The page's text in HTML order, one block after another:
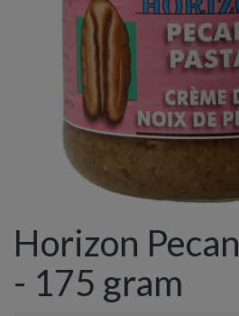
Horizon
- 175 gram